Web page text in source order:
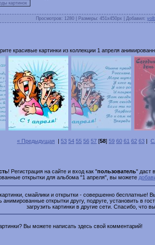
Просмотров: 1280 | Размеры: 451x450px | Добавил:
красивые картинки из коллекции 1 апреля
« Предыдущая | 53 54 55 56 57 [58] 59 60 61 62 63 |
! Регистрация на сайте и вход как "пользователь" даст
открытки для альбома "1 апреля", вы можете
смайлики и открытки - совершенно бесплатные!
анимированные открытки другу, подруге, установить в
загрузить картинки в другие сети. Спасибо, что
Вы можете написать здесь свой комментарий!